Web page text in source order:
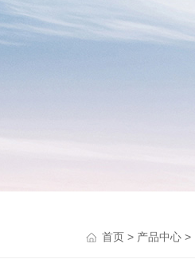
首页 > 产品中心 >